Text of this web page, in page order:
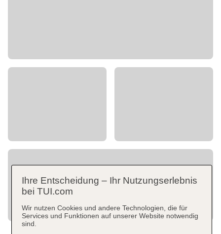
Ihre Entscheidung – Ihr Nutzungserlebnis
bei TUI.com
Wir nutzen Cookies und andere Technologien, die für
Services und Funktionen auf unserer Website notwendig
sind.